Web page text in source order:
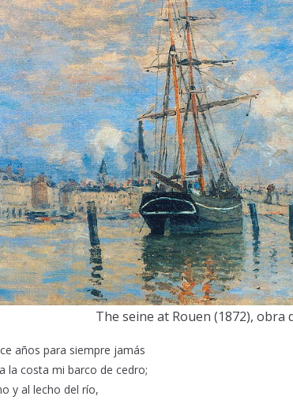
The seine at Rouen (1872), obra
años para siempre jamás
la costa mi barco de cedro;
y al lecho del río,